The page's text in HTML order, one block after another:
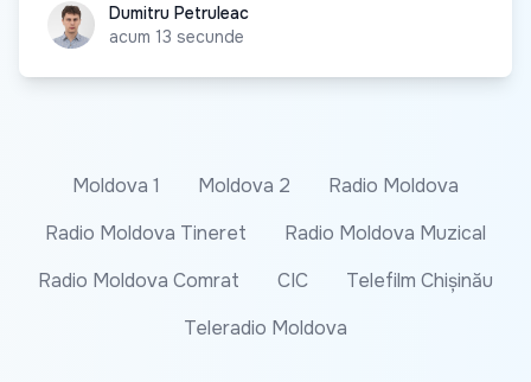
Dumitru Petruleac
Dumitru Petruleac
acum 13 secunde
Moldova 1 Moldova 2
Radio Moldova
Radio Moldova Tineret
Radio Moldova Muzical
Radio Moldova Comrat
CIC
Telefilm Chișinău
Teleradio Moldova